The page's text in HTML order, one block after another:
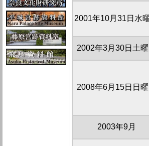
2001年10月31日水
2002年3月30日土曜
2008年6月15日日曜
2003年9月